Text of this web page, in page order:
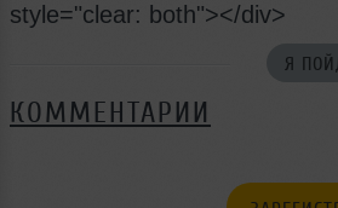
style="clear: both"></div>
Я
КОММЕНТАРИИ